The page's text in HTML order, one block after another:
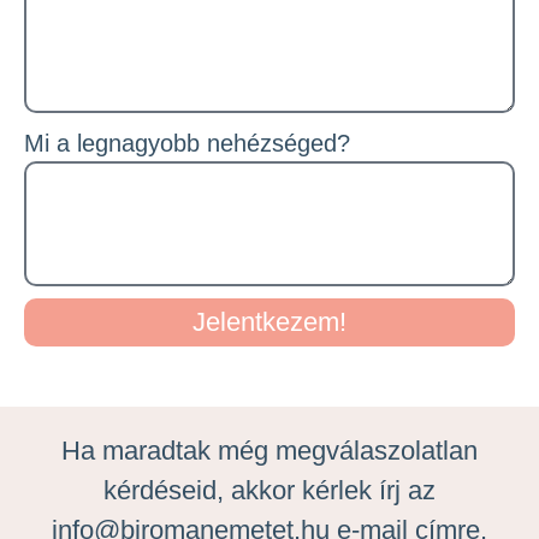
Mi a legnagyobb nehézséged?
Jelentkezem!
Ha maradtak még megválaszolatlan
kérdéseid, akkor kérlek írj az
info@biromanemetet.hu e-mail címre.